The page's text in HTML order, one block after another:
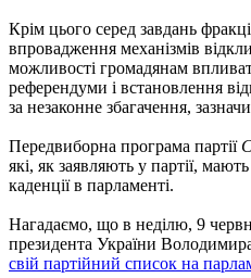
Крім цього серед завдань
впровадження механізмів
можливості громадянам
референдуми і встановлення
за незаконне збагачення,
Передвиборна програма партії
які, як заявляють у партії,
каденції в парламенті.
Нагадаємо, що в неділю, 9
президента України
свій партійний список на